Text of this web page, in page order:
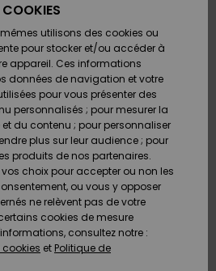
COOKIES
utilisons des cookies ou
pour stocker et/ou accéder à
appareil. Ces informations
données de navigation et votre
pour vous présenter des
personnalisés ; pour mesurer la
du contenu ; pour personnaliser
plus sur leur audience ; pour
produits de nos partenaires.
choix pour accepter ou non les
ou vous y opposer
ne relèvent pas de votre
cookies de mesure
consultez notre :
et Politique de